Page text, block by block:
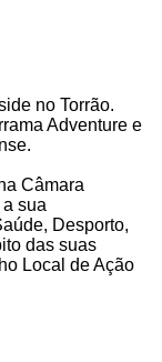
no Torrão.
Adventure e
Câmara
sua
Desporto,
das suas
Local de Ação